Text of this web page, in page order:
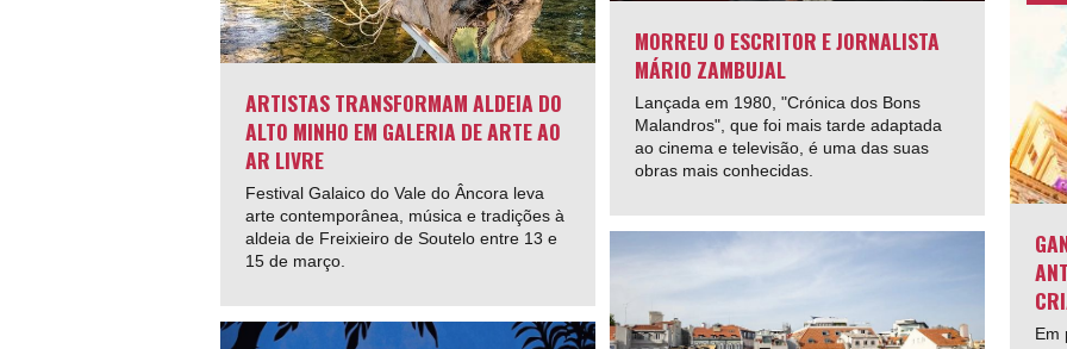
MORREU O ESCRITOR E JORNALISTA
MÁRIO ZAMBUJAL
Lançada em 1980, "Crónica dos Bons
Malandros", que foi mais tarde adaptada
ao cinema e televisão, é uma das suas
obras mais conhecidas.
ARTISTAS TRANSFORMAM ALDEIA DO
ALTO MINHO EM GALERIA DE ARTE AO
AR LIVRE
Festival Galaico do Vale do Âncora leva
arte contemporânea, música e tradições à
aldeia de Freixieiro de Soutelo entre 13 e
15 de março.
Em